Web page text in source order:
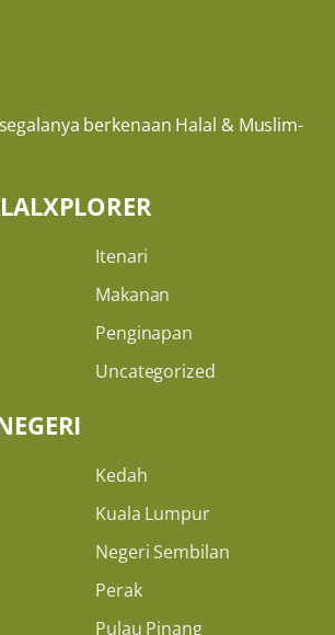
berkenaan Halal & Muslim-
Itenari
Makanan
Penginapan
Uncategorized
Kedah
Kuala Lumpur
Negeri Sembilan
Perak
Pulau Pinang